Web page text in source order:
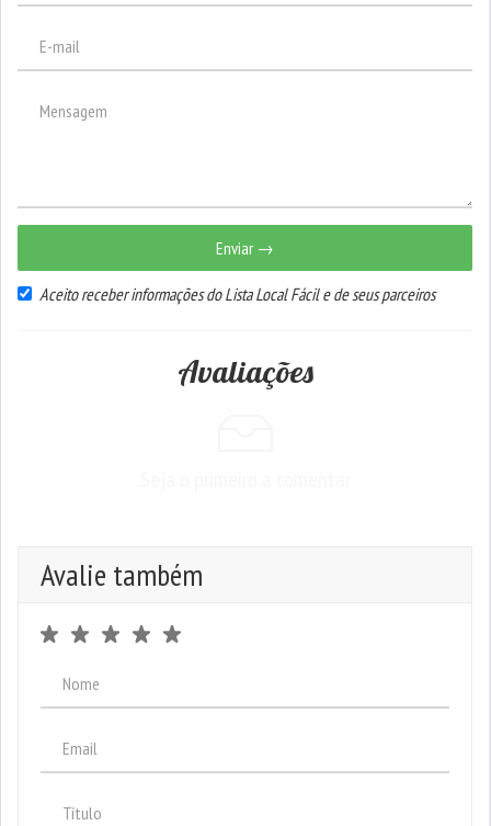
Enviar →
Aceito receber informações do Lista Local Fácil e de seus parceiros
Avaliações
Avalie também